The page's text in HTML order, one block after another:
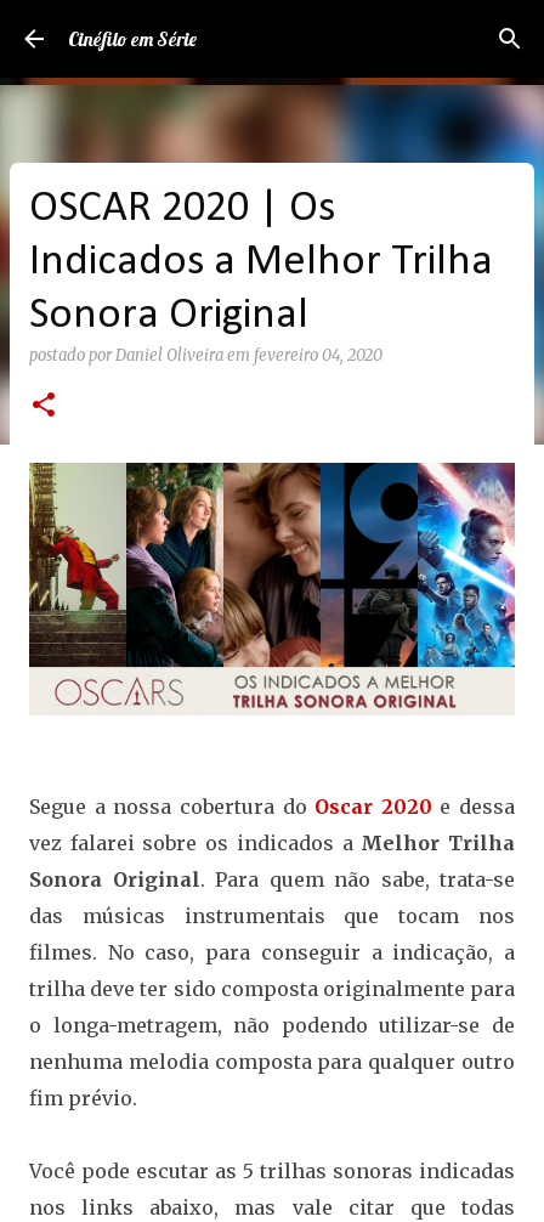
Pular para o conteúdo principal
Cinéfilo em Série
OSCAR 2020 | Os
Indicados a Melhor Trilha
Sonora Original
postado porDaniel Oliveiraem fevereiro 04, 2020
Segue a nossa cobertura do Oscar 2020 e dessa
vez falarei sobre os indicados a Melhor Trilha
Sonora Original. Para quem não sabe, trata-se
das músicas instrumentais que tocam nos
filmes. No caso, para conseguir a indicação, a
trilha deve ter sido composta originalmente para
o longa-metragem, não podendo utilizar-se de
nenhuma melodia composta para qualquer outro
fim prévio.
Você pode escutar as 5 trilhas sonoras indicadas
nos links abaixo, mas vale citar que todas